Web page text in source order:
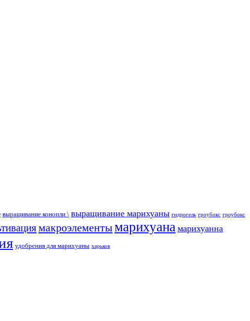
выращивание конопли \ выращивание марихуаны гидрогель гроубокс гроубокс
макроэлементымарихуана марихуанна
удобрения для марихуаны харьков